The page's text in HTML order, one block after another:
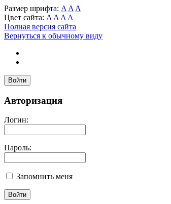
Размер шрифта: A A A
Цвет сайта: A A A A
Полная версия сайта
Вернуться к обычному виду
Войти
Авторизация
Логин:
Пароль:
Запомнить меня